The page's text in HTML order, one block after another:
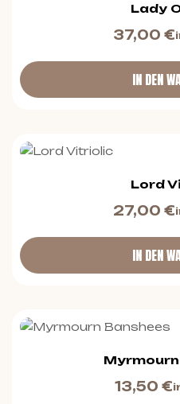
Lady
37,00 €
IN DEN
Lord
27,00 €
IN DEN
13,50 €